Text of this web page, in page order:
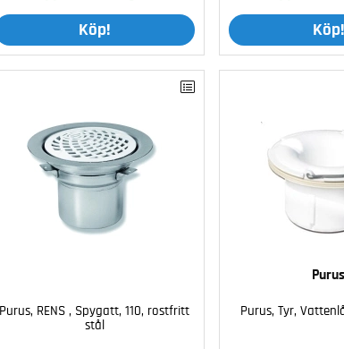
Köp! Köp!
Purus, RENS , Spygatt, 110, rostfritt
stål
Purus
Purus, Tyr,